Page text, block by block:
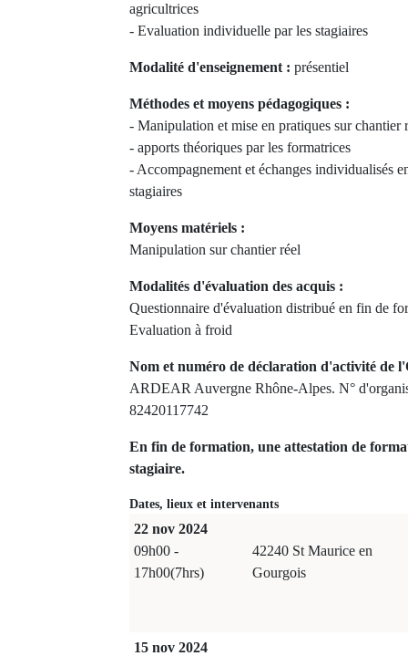
agricultrices
- Evaluation individuelle par les stagiaires
Modalité d'enseignement : présentiel
Méthodes et moyens pédagogiques :
- Manipulation et mise en pratiques sur chantier
- apports théoriques par les formatrices
- Accompagnement et échanges individualisés
stagiaires
Moyens matériels :
Manipulation sur chantier réel
Modalités d'évaluation des acquis :
Questionnaire d'évaluation distribué en fin de
Evaluation à froid
Nom et numéro de déclaration d'activité de
ARDEAR Auvergne Rhône-Alpes. N°
82420117742
En fin de formation, une attestation de
stagiaire.
Dates, lieux et intervenants
22 nov 2024
09h00 -
17h00(7hrs)
42240 St Maurice en
Gourgois
15 nov 2024